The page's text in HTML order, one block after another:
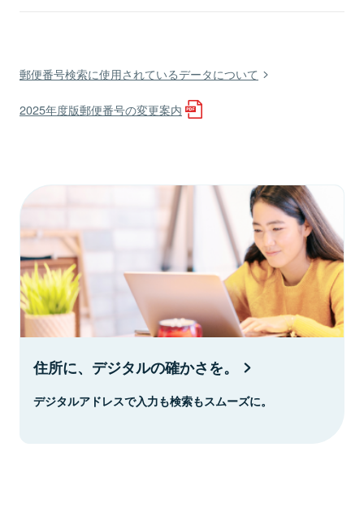
郵便番号検索に使用されているデータについて
2025年度版郵便番号の変更案内
住所に、デジタルの確かさを。
デジタルアドレスで入力も検索もスムーズに。